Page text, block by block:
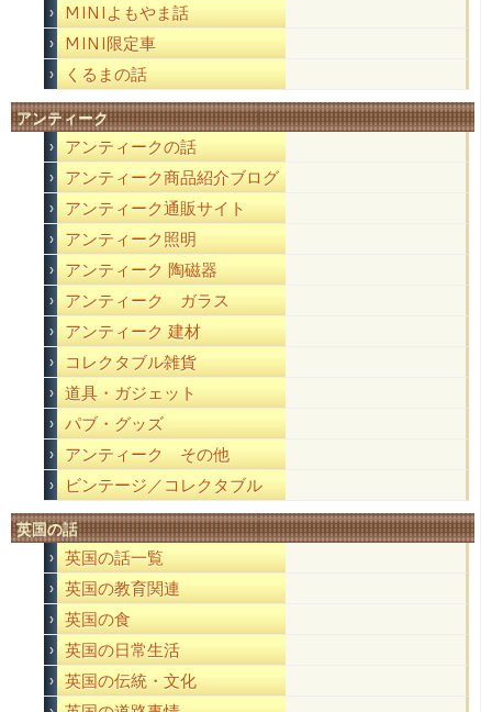
MINIよもやま話
MINI限定車
くるまの話
アンティーク
アンティークの話
アンティーク商品紹介ブログ
アンティーク通販サイト
アンティーク照明
アンティーク 陶磁器
アンティーク ガラス
アンティーク 建材
コレクタブル雑貨
道具・ガジェット
パブ・グッズ
アンティーク その他
ビンテージ／コレクタブル
英国の話
英国の話一覧
英国の教育関連
英国の食
英国の日常生活
英国の伝統・文化